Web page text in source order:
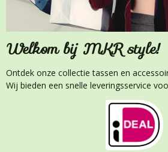
Welkom bij MKR style!
Ontdek onze collectie tassen en
Wij bieden een snelle leveringsservice